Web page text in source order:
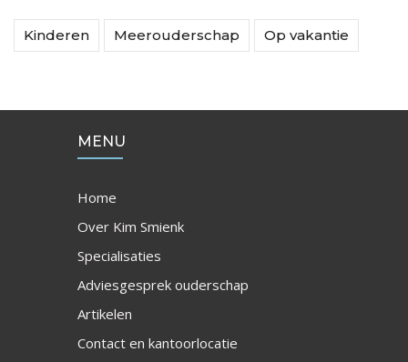
Kinderen Meerouderschap Op vakantie
MENU
Home
Over Kim Smienk
Specialisaties
Adviesgesprek ouderschap
Artikelen
Contact en kantoorlocatie